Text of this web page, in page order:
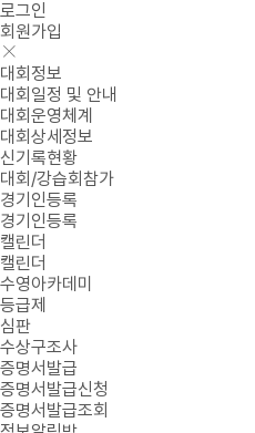
로그인
회원가입
대회정보
대회일정 및 안내
대회운영체계
대회상세정보
신기록현황
대회/강습회참가
경기인등록
경기인등록
캘린더
캘린더
수영아카데미
등급제
심판
수상구조사
증명서발급
증명서발급신청
증명서발급조회